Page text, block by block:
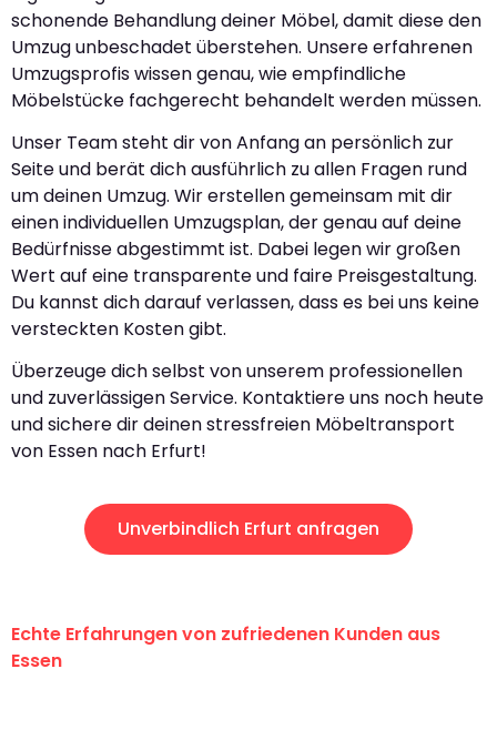
schonende Behandlung deiner Möbel, damit diese den
Umzug unbeschadet überstehen. Unsere erfahrenen
Umzugsprofis wissen genau, wie empfindliche
Möbelstücke fachgerecht behandelt werden müssen.
Unser Team steht dir von Anfang an persönlich zur
Seite und berät dich ausführlich zu allen Fragen rund
um deinen Umzug. Wir erstellen gemeinsam mit dir
einen individuellen Umzugsplan, der genau auf deine
Bedürfnisse abgestimmt ist. Dabei legen wir großen
Wert auf eine transparente und faire Preisgestaltung.
Du kannst dich darauf verlassen, dass es bei uns keine
versteckten Kosten gibt.
Überzeuge dich selbst von unserem professionellen
und zuverlässigen Service. Kontaktiere uns noch heute
und sichere dir deinen stressfreien Möbeltransport
von Essen nach Erfurt!
Unverbindlich Erfurt anfragen
Echte Erfahrungen von zufriedenen Kunden aus
Essen